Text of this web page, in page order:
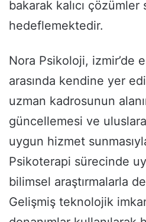
bakarak kalıcı çözümler
hedeflemektedir.
Nora Psikoloji, izmir’de
arasında kendine yer
uzman kadrosunun
güncellemesi ve
uygun hizmet
Psikoterapi sürecinde
bilimsel araştırmalarla
Gelişmiş teknolojik